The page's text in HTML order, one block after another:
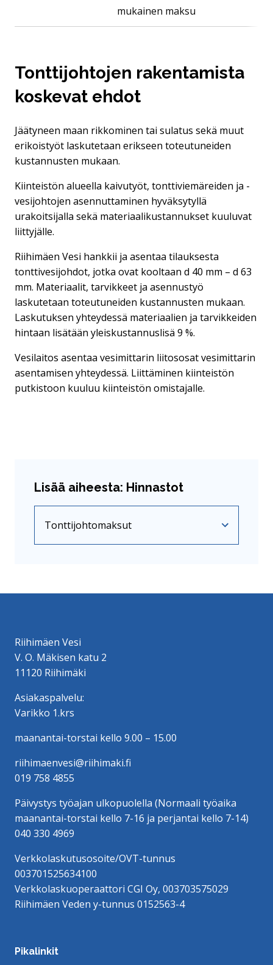
mukainen maksu
Tonttijohtojen rakentamista
koskevat ehdot
Jäätyneen maan rikkominen tai sulatus sekä muut
erikoistyöt laskutetaan erikseen toteutuneiden
kustannusten mukaan.
Kiinteistön alueella kaivutyöt, tonttiviemäreiden ja -
vesijohtojen asennuttaminen hyväksytyllä
urakoitsijalla sekä materiaalikustannukset kuuluvat
liittyjälle.
Riihimäen Vesi hankkii ja asentaa tilauksesta
tonttivesijohdot, jotka ovat kooltaan d 40 mm – d 63
mm. Materiaalit, tarvikkeet ja asennustyö
laskutetaan toteutuneiden kustannusten mukaan.
Laskutuksen yhteydessä materiaalien ja tarvikkeiden
hintaan lisätään yleiskustannuslisä 9 %.
Vesilaitos asentaa vesimittarin liitososat vesimittarin
asentamisen yhteydessä. Liittäminen kiinteistön
putkistoon kuuluu kiinteistön omistajalle.
Lisää aiheesta: Hinnastot
Nykyinen sivu
Tonttijohtomaksut
Klikkaa käyttääksesi valikkoa
Riihimäen Vesi
V. O. Mäkisen katu 2
11120 Riihimäki
Asiakaspalvelu:
Varikko 1.krs
maanantai-torstai kello 9.00 – 15.00
riihimaenvesi@riihimaki.fi
019 758 4855
Päivystys työajan ulkopuolella (Normaali työaika
maanantai-torstai kello 7-16 ja perjantai kello 7-14)
040 330 4969
Verkkolaskutusosoite/OVT-tunnus
003701525634100
Verkkolaskuoperaattori CGI Oy, 003703575029
Riihimäen Veden y-tunnus 0152563-4
Pikalinkit